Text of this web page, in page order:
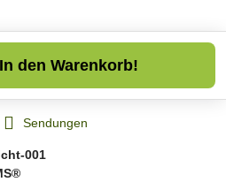
In den Warenkorb!
Sendungen
001